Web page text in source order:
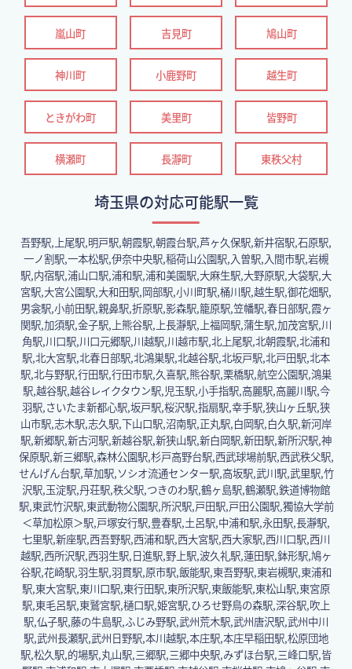
嵐山町 吉見町 鳩山町
神川町 小鹿野町 越生町
ときがわ町 美里町 皆野町
横瀬町 長瀞町 東秩父村
埼玉県の対応可能駅一覧
吾野駅,上尾駅,明戸駅,朝霞駅,朝霞台駅,芦ヶ久保駅,新井宿駅,石原駅,
一ノ割駅,一本松駅,伊奈中央駅,稲荷山公園駅,入曽駅,入間市駅,岩槻
駅,内宿駅,浦山口駅,浦和駅,浦和美園駅,大麻生駅,大野原駅,大袋駅,大
宮駅,大宮公園駅,大和田駅,岡部駅,小川町駅,桶川駅,越生駅,御花畑駅,
男衾駅,小前田駅,親鼻駅,折原駅,影森駅,籠原駅,笠幡駅,春日部駅,霞ヶ
関駅,加須駅,金子駅,上熊谷駅,上長瀞駅,上福岡駅,蒲生駅,加茂宮駅,川
角駅,川口駅,川口元郷駅,川越駅,川越市駅,北上尾駅,北朝霞駅,北浦和
駅,北大宮駅,北春日部駅,北鴻巣駅,北越谷駅,北坂戸駅,北戸田駅,北本
駅,北与野駅,行田駅,行田市駅,久喜駅,熊谷駅,栗橋駅,航空公園駅,鴻巣
駅,越谷駅,越谷レイクタウン駅,児玉駅,小手指駅,高麗駅,高麗川駅,今
羽駅,さいたま新都心駅,坂戸駅,桜沢駅,指扇駅,幸手駅,狭山ヶ丘駅,狭
山市駅,志木駅,志久駅,下山口駅,沼南駅,正丸駅,白岡駅,白久駅,新河岸
駅,新郷駅,新古河駅,新越谷駅,新狭山駅,新白岡駅,新田駅,新所沢駅,神
保原駅,新三郷駅,森林公園駅,杉戸高野台駅,西武球場前駅,西武秩父駅,
せんげん台駅,草加駅,ソシオ流通センター駅,高坂駅,武川駅,武里駅,竹
沢駅,玉淀駅,丹荘駅,秩父駅,つきのわ駅,鶴ヶ島駅,鶴瀬駅,鉄道博物館
駅,東武竹沢駅,東武動物公園駅,所沢駅,戸田駅,戸田公園駅,獨協大学前
＜草加松原＞駅,戸塚安行駅,豊春駅,土呂駅,中浦和駅,永田駅,長瀞駅,
七里駅,新座駅,西吾野駅,西浦和駅,西大宮駅,西大家駅,西川口駅,西川
越駅,西所沢駅,西羽生駅,日進駅,野上駅,波久礼駅,蓮田駅,鉢形駅,鳩ヶ
谷駅,花崎駅,羽生駅,羽貫駅,原市駅,飯能駅,東吾野駅,東岩槻駅,東浦和
駅,東大宮駅,東川口駅,東行田駅,東所沢駅,東飯能駅,東松山駅,東宮原
駅,東毛呂駅,東鷲宮駅,樋口駅,姫宮駅,ひろせ野鳥の森駅,深谷駅,吹上
駅,仏子駅,藤の牛島駅,ふじみ野駅,武州荒木駅,武州唐沢駅,武州中川
駅,武州長瀬駅,武州日野駅,本川越駅,本庄駅,本庄早稲田駅,松原団地
駅,松久駅,的場駅,丸山駅,三郷駅,三郷中央駅,みずほ台駅,三峰口駅,皆